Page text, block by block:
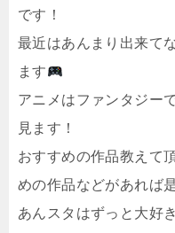
です！
最近はあんまり出来て
ます
アニメはファンタジー
見ます！
おすすめの作品教えて
めの作品などがあれば
あんスタはずっと大好